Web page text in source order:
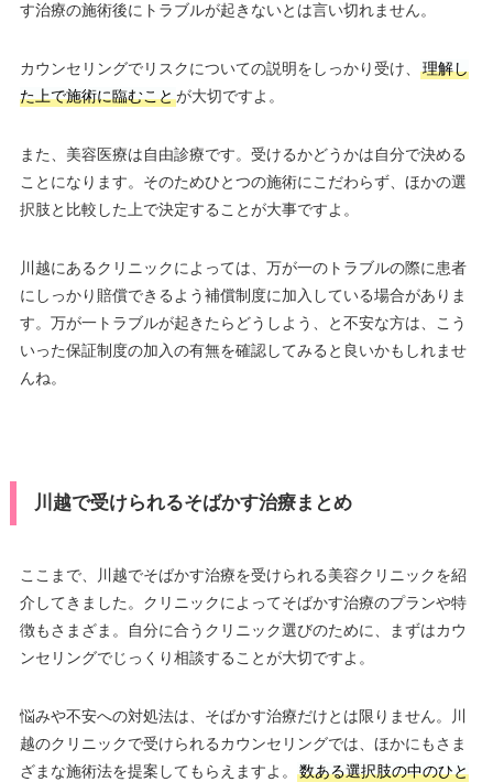
す治療の施術後にトラブルが起きないとは言い切れません。
カウンセリングでリスクについての説明をしっかり受け、
理解し
た上で施術に臨むことが大切ですよ。
また、美容医療は自由診療です。受けるかどうかは自分で決める
ことになります。そのためひとつの施術にこだわらず、ほかの選
択肢と比較した上で決定することが大事ですよ。
川越にあるクリニックによっては、万が一のトラブルの際に患者
にしっかり賠償できるよう補償制度に加入している場合がありま
す。万が一トラブルが起きたらどうしよう、と不安な方は、こう
いった保証制度の加入の有無を確認してみると良いかもしれませ
んね。
川越で受けられるそばかす治療まとめ
ここまで、川越でそばかす治療を受けられる美容クリニックを紹
介してきました。クリニックによってそばかす治療のプランや特
徴もさまざま。自分に合うクリニック選びのために、まずはカウ
ンセリングでじっくり相談することが大切ですよ。
悩みや不安への対処法は、そばかす治療だけとは限りません。川
越のクリニックで受けられるカウンセリングでは、ほかにもさま
ざまな施術法を提案してもらえますよ。
数ある選択肢の中のひと